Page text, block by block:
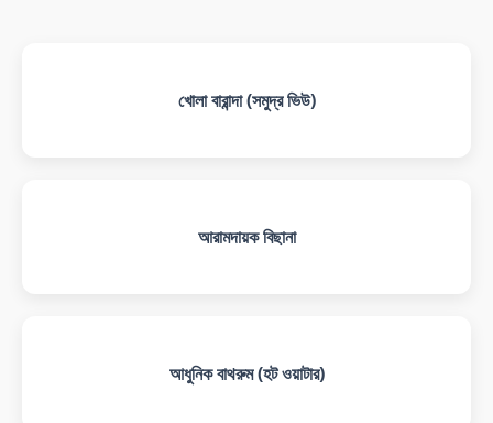
খোলা বারান্দা (সমুদ্র ভিউ)
আরামদায়ক বিছানা
আধুনিক বাথরুম (হট ওয়াটার)